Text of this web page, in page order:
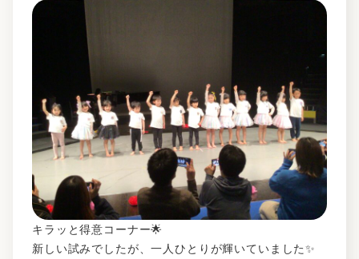
キラッと得意コーナー🌟
新しい試みでしたが、一人ひとりが輝いていました✨